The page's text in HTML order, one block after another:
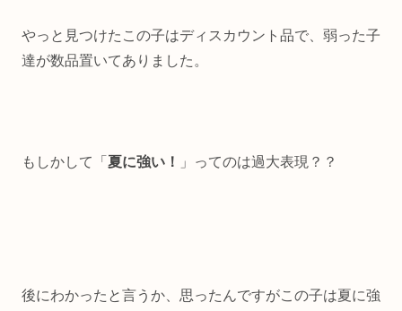
やっと見つけたこの子はディスカウント品で、弱った子
達が数品置いてありました。
もしかして「 夏に強い！ 」ってのは過大表現？？
後にわかったと言うか、思ったんですがこの子は夏に強